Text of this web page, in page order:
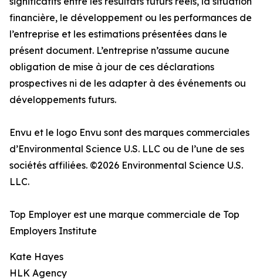
financière, le développement ou les performances de
l’entreprise et les estimations présentées dans le
présent document. L’entreprise n’assume aucune
obligation de mise à jour de ces déclarations
prospectives ni de les adapter à des événements ou
développements futurs.
Envu et le logo Envu sont des marques commerciales
d’Environmental Science U.S. LLC ou de l’une de ses
sociétés affiliées. ©2026 Environmental Science U.S.
LLC.
Top Employer est une marque commerciale de Top
Employers Institute
Kate Hayes
HLK Agency